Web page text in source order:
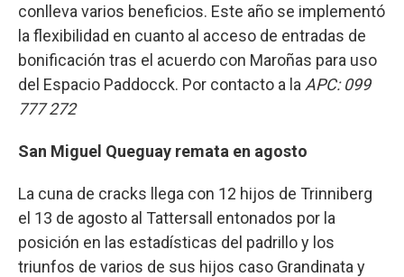
conlleva varios beneficios. Este año se implementó
la flexibilidad en cuanto al acceso de entradas de
bonificación tras el acuerdo con Maroñas para uso
del Espacio Paddocck. Por contacto a la APC: 099
777 272
San Miguel Queguay remata en agosto
La cuna de cracks llega con 12 hijos de Trinniberg
el 13 de agosto al Tattersall entonados por la
posición en las estadísticas del padrillo y los
triunfos de varios de sus hijos caso Grandinata y